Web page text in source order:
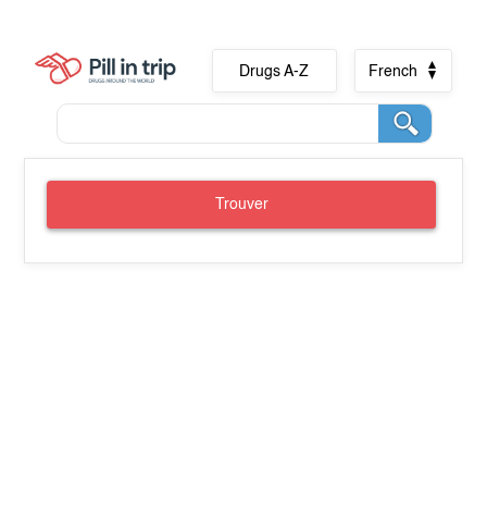
Drugs A-Z French
Trouver